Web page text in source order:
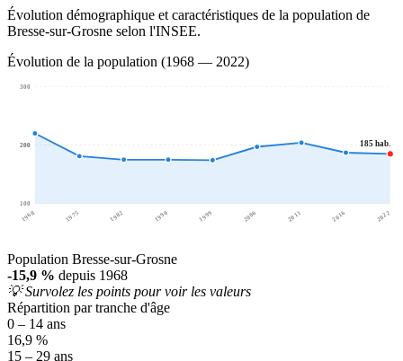
Évolution démographique et caractéristiques de la population de
Bresse-sur-Grosne selon l'INSEE.
Évolution de la population (1968 — 2022)
100
200
200
300
1968 1975 1982 1990 1999 2006 2011 2016 2022
185 hab.
Population Bresse-sur-Grosne
-15,9 % depuis 1968
💡 Survolez les points pour voir les valeurs
Répartition par tranche d'âge
0 – 14 ans
16,9 %
15 – 29 ans